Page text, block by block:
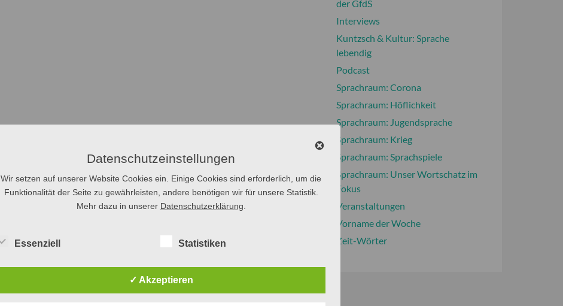
der GfdS
Interviews
Kuntzsch & Kultur: Sprache
lebendig
Podcast
Sprachraum: Corona
Sprachraum: Höflichkeit
Sprachraum: Jugendsprache
Sprachraum: Krieg
Sprachraum: Sprachspiele
Sprachraum: Unser Wortschatz im
Fokus
Veranstaltungen
Vorname der Woche
Zeit-Wörter
Datenschutzeinstellungen
Wir setzen auf unserer Website Cookies ein. Einige Cookies sind erforderlich, um die
Funktionalität der Seite zu gewährleisten, andere benötigen wir für unsere Statistik.
Mehr dazu in unserer Datenschutzerklärung
Essenziell Statistiken
✓ Akzeptieren